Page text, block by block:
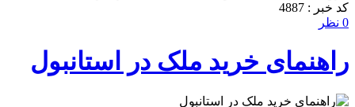
کد خبر : 4887
0 نظر
راهنمای خرید ملک در استانبول